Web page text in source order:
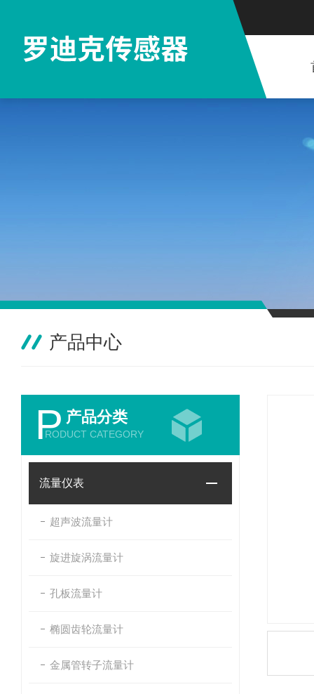
产品中心
P 产品分类
RODUCT CATEGORY
流量仪表
超声波流量计
旋进旋涡流量计
孔板流量计
椭圆齿轮流量计
金属管转子流量计